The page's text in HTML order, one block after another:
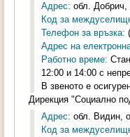
Адрес: обл.
Код за
Телефон за връзка:
Адрес на
Работно време:
12:00 и 14:00 с
В звеното е
Дирекция "Социално
Адрес: обл. Видин,
Код за